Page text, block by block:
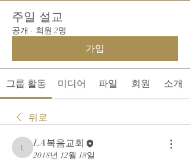
주일 설교
공개 · 회원 2명
가입
그룹 활동 미디어 파일 회원 소개
뒤로
LA복음교회
LA복음교회
2018년 12월 18일